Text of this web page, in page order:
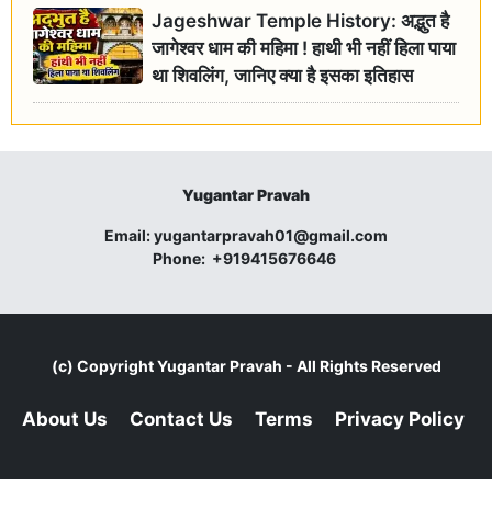
Jageshwar Temple History: अद्भुत है
जागेश्वर धाम की महिमा ! हाथी भी नहीं हिला पाया
था शिवलिंग, जानिए क्या है इसका इतिहास
Yugantar Pravah
Email:yugantarpravah01@gmail.com
Phone: +919415676646
(c) CopyrightYugantar Pravah - All Rights Reserved
About Us Contact Us Terms Privacy Policy